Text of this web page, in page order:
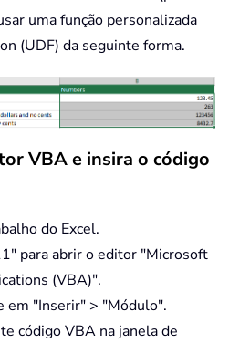
uma função personalizada
(UDF) da seguinte forma.
VBA e insira o código
do Excel.
para abrir o editor "Microsoft
(VBA)".
em "Inserir" > "Módulo".
código VBA na janela de